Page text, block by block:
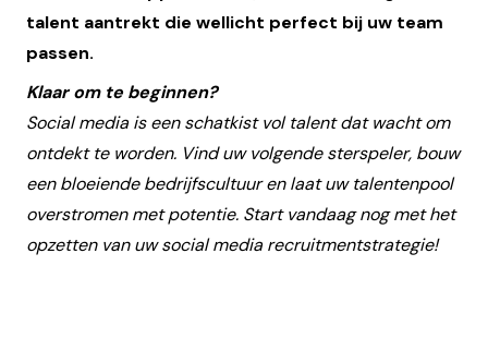
talent aantrekt die wellicht perfect bij uw team
passen.
Klaar om te beginnen?
Social media is een schatkist vol talent dat wacht om
ontdekt te worden. Vind uw volgende sterspeler, bouw
een bloeiende bedrijfscultuur en laat uw talentenpool
overstromen met potentie. Start vandaag nog met het
opzetten van uw social media recruitmentstrategie!